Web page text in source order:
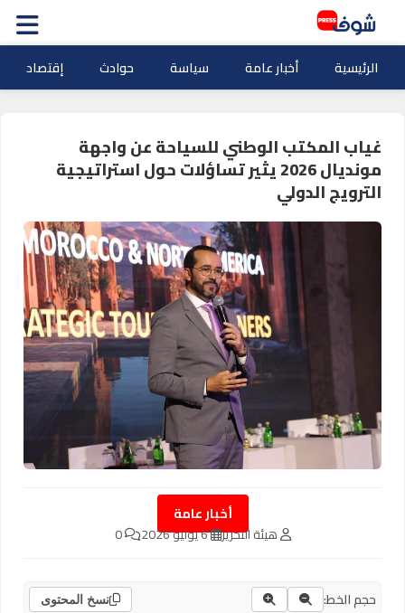
الرئيسية أخبار عامة سياسة حوادث إقتصاد
غياب المكتب الوطني للسياحة عن واجهة
مونديال 2026 يثير تساؤلات حول استراتيجية
الترويج الدولي
أخبار عامة
هيئة التحرير 6 يوليو 2026 0
حجم الخط: نسخ المحتوى